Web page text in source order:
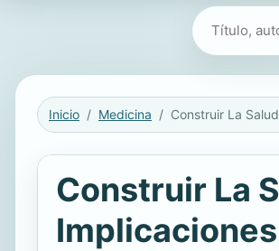
Buscar libros
Inicio Medicina
Construir La